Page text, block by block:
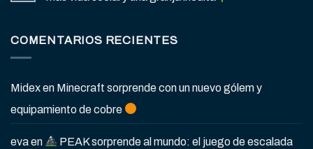
COMENTARIOS RECIENTES
Midexen Minecraft sorprende con un nuevo gólem y
equipamiento de cobre
evaen
PEAK sorprende al mundo: el juego de escalada